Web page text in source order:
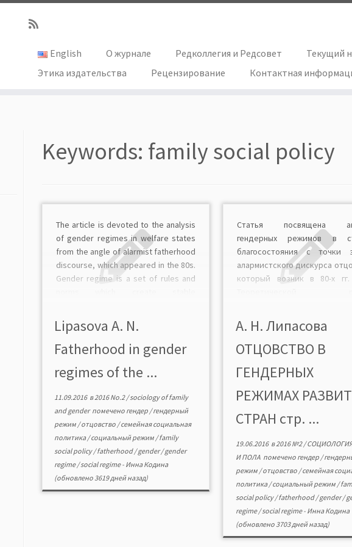
English О журнале Редколлегия и Редсовет Текущий
Этика издательства
Рецензирование Контактная
Keywords: family social policy
The article is devoted to the analysis
of gender regimes in welfare states
from the angle of alarmist fatherhood
discourse, which appeared in the 80s.
Gender regime is a set of rules and
relations and assign specific rights
and responsibilities to men and […]
Lipasova A. N.
Fatherhood in gender
regimes of the ...
11.09.2016в2016 No.2/sociology of family
and gender помечено гендер /гендерный
режим /отцовство /семейная социальная
политика/социальный режим /family
social policy/fatherhood/gender/gender
regime/social regime- Инна Кодина
(обновлено 3619 дней назад)
Статья посвящена
гендерных режимов в
благосостояния с точки
алармистского дискурса
который возник в 80-х
классификация
режимов Г. Эспинг-
модель режимов
политики Д. Сейнсбери. В
благосостояния,
социально-
консервативному режимам,
[…]
А. Н. Липасова
ОТЦОВСТВО В
ГЕНДЕРНЫХ
РЕЖИМАХ
СТРАН стр. ...
19.06.2016в2016 №2/
И ПОЛА помечено гендер /
режим /отцовство /семейная
политика/социальный режим /
social policy/fatherhood/gender/
regime/social regime- Инна Кодина
(обновлено 3703 дней назад)